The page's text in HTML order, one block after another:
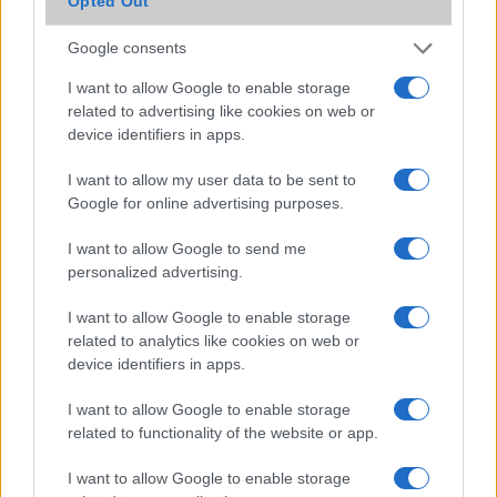
Google consents
I want to allow Google to enable storage
related to advertising like cookies on web or
device identifiers in apps.
I want to allow my user data to be sent to
Google for online advertising purposes.
I want to allow Google to send me
personalized advertising.
I want to allow Google to enable storage
related to analytics like cookies on web or
device identifiers in apps.
I want to allow Google to enable storage
related to functionality of the website or app.
I want to allow Google to enable storage
Még jobb lesz a Sony energiatakarékos funkciója
Sony Xperia Z5 már pinkben is!
4K filmek készültek Sony Xperia Z5-tel
LEGOLVASOTTABBAK
Számos népszerű Samsung Galaxy készülék kimarad a One
UI 9 frissítésből – itt a lista az érintett modellekről
iPhone 18 bemutató dátum - ekkor rántja le a leplet az
Apple az új csúcsmobilokról
Az Android rejtett automatizmusai: hat funkció, amely